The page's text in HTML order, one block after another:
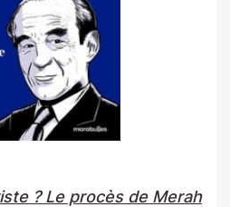
? Le procès de Merah